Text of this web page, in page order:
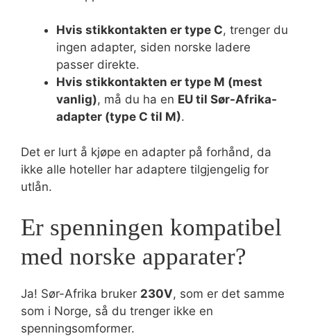
Hvis stikkontakten er type C, trenger du
ingen adapter, siden norske ladere
passer direkte.
Hvis stikkontakten er type M (mest
vanlig), må du ha en EU til Sør-Afrika-
adapter (type C til M).
Det er lurt å kjøpe en adapter på forhånd, da
ikke alle hoteller har adaptere tilgjengelig for
utlån.
Er spenningen kompatibel
med norske apparater?
Ja! Sør-Afrika bruker 230V, som er det samme
som i Norge, så du trenger ikke en
spenningsomformer.